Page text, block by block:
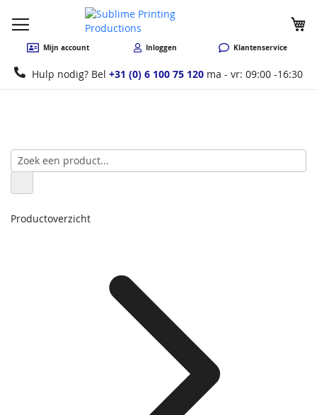
Mijn account Inloggen Klantenservice
Hulp nodig? Bel +31 (0) 6 100 75 120 ma - vr: 09:00 -16:30
Productoverzicht